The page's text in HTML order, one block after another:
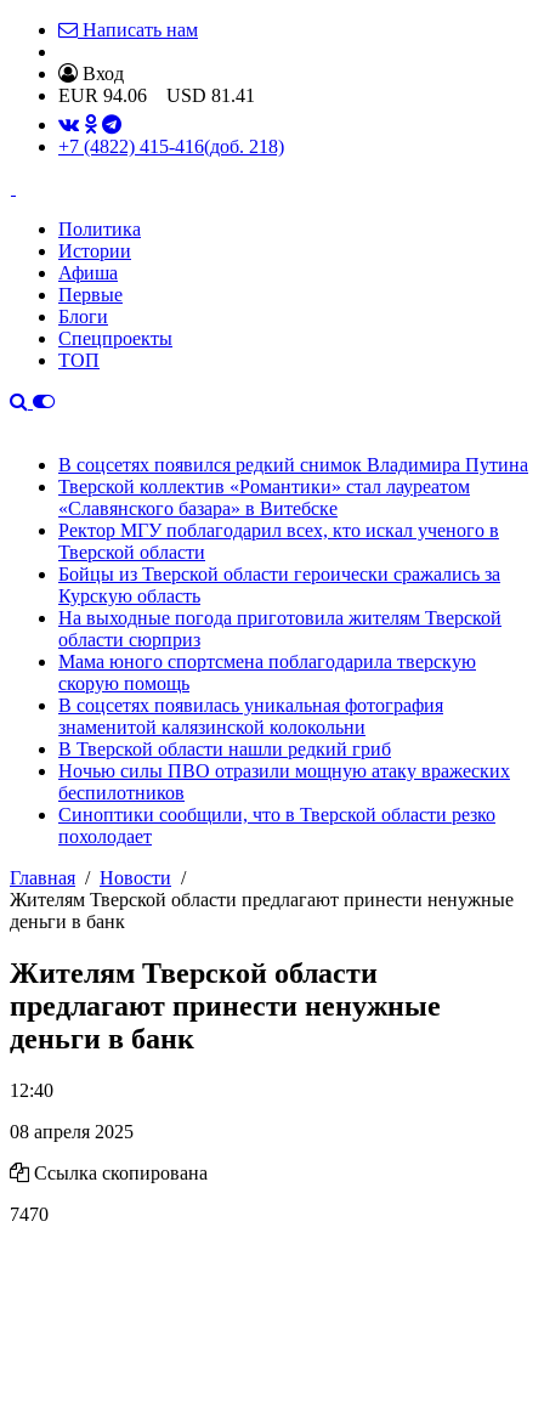
Написать нам
Вход
EUR 94.06 USD 81.41
+7 (4822) 415-416(доб. 218)
Политика
Истории
Афиша
Первые
Блоги
Спецпроекты
ТОП
В соцсетях появился редкий снимок Владимира Путина
Тверской коллектив «Романтики» стал лауреатом
«Славянского базара» в Витебске
Ректор МГУ поблагодарил всех, кто искал ученого в
Тверской области
Бойцы из Тверской области героически сражались за
Курскую область
На выходные погода приготовила жителям Тверской
области сюрприз
Мама юного спортсмена поблагодарила тверскую
скорую помощь
В соцсетях появилась уникальная фотография
знаменитой калязинской колокольни
В Тверской области нашли редкий гриб
Ночью силы ПВО отразили мощную атаку вражеских
беспилотников
Синоптики сообщили, что в Тверской области резко
похолодает
Главная
Новости
Жителям Тверской области предлагают принести ненужные
деньги в банк
Жителям Тверской области
предлагают принести ненужные
деньги в банк
12:40
08 апреля 2025
Ссылка скопирована
7470